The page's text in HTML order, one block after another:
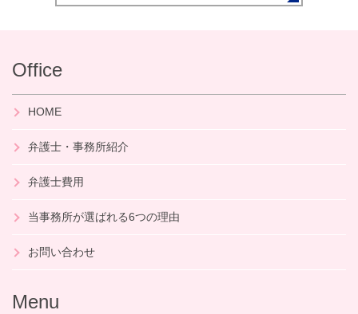
Office
HOME
弁護士・事務所紹介
弁護士費用
当事務所が選ばれる6つの理由
お問い合わせ
Menu